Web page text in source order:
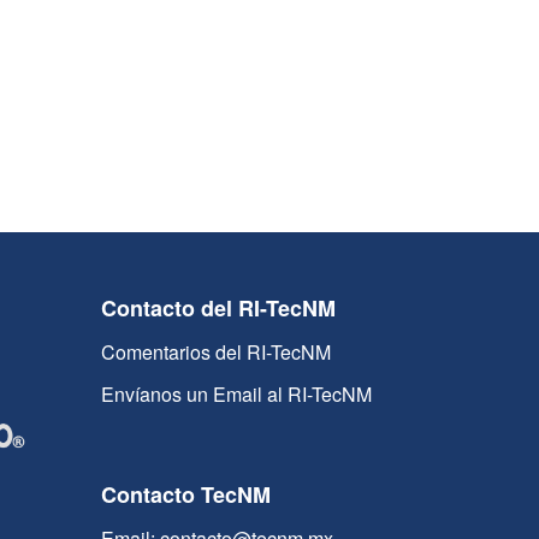
Contacto del RI-TecNM
Comentarios del RI-TecNM
Envíanos un Email al RI-TecNM
Contacto TecNM